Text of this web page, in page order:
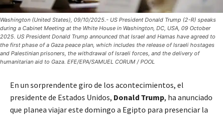
Washington (United States), 09/10/2025.- US President Donald Trump (2-R) speaks
during a Cabinet Meeting at the White House in Washington, DC, USA, 09 October
2025. US President Donald Trump announced that Israel and Hamas have agreed to
the first phase of a Gaza peace plan, which includes the release of Israeli hostages
and Palestinian prisoners, the withdrawal of Israeli forces, and the delivery of
humanitarian aid to Gaza. EFE/EPA/SAMUEL CORUM / POOL
En un sorprendente giro de los acontecimientos, el
presidente de Estados Unidos, Donald Trump, ha anunciado
que planea viajar este domingo a Egipto para presenciar la